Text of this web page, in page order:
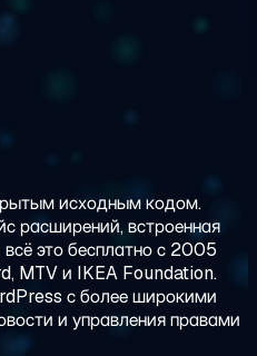
исходным кодом.
расширений, встроенная
это бесплатно с 2005
MTV и IKEA Foundation.
с более широкими
и управления правами